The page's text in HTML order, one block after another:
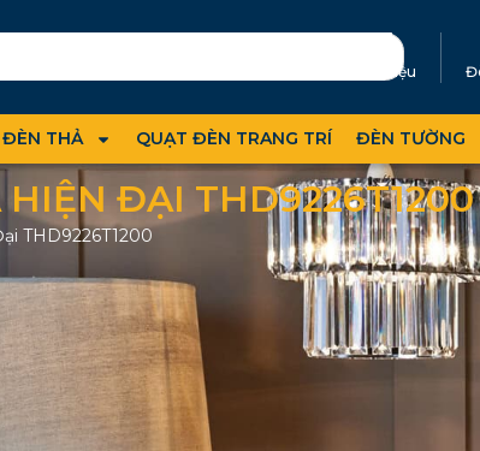
Giới thiệu
ĐÈN THẢ QUẠT ĐÈN TRANG TRÍ ĐÈN TƯỜNG
ĐẠI THD9226T1200
THD9226T1200